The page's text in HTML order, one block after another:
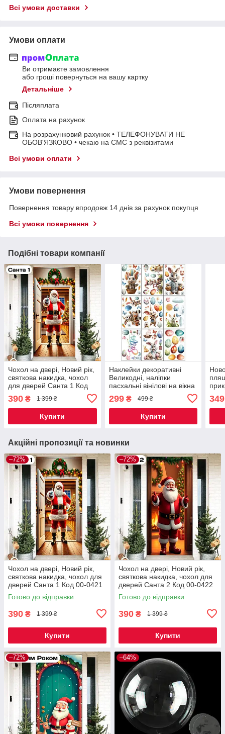
Всі умови доставки
Умови оплати
Ви отримаєте замовлення
або гроші повернуться на вашу картку
Детальніше
Післяплата
Оплата на рахунок
На розрахунковий рахунок • ТЕЛЕФОНУВАТИ НЕ
ОБОВ'ЯЗКОВО • чекаю на СМС з реквізитами
Всі умови оплати
Умови повернення
Повернення товару впродовж 14 днів за рахунок покупця
Всі умови повернення
Подібні товари компанії
Чохол на двері, Новий рік,
святкова накидка, чохол
для дверей Санта 1 Код
390 ₴ 1 399 ₴
Купити
Наклейки декоративні
Великодні, наліпки
пасхальні вінілові на вікна
комплект з 9 листів Дизайн
№2 Код 00-0843
299₴ 499 ₴
Купити
Код
349
Акційні пропозиції та новинки
–72%
Чохол на двері, Новий рік,
святкова накидка, чохол для
дверей Санта 1 Код 00-0421
Готово до відправки
390 ₴ 1 399 ₴
Купити
–72%
Чохол на двері, Новий рік,
святкова накидка, чохол для
дверей Санта 2 Код 00-0422
Готово до відправки
390 ₴ 1 399 ₴
Купити
–72% –64%